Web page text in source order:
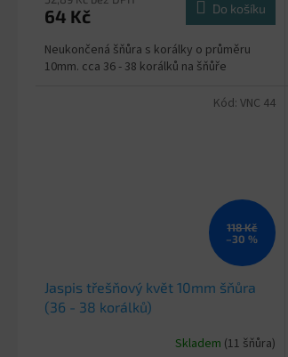
64 Kč Do košíku
Neukončená šňůra s korálky o průměru
10mm. cca 36 - 38 korálků na šňůře
118 Kč
–30 %
Jaspis třešňový květ 10mm šňůra
(36 - 38 korálků)
Skladem (11 šňůra)
Kód: VNC 44